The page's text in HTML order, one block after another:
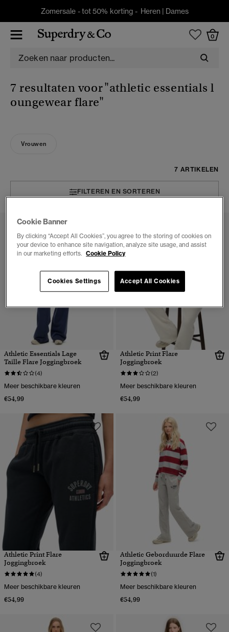
Zomersale - tot 50% korting - Heren | Dames
0
7 resultaten voor"athletic essentials l
oungewear flare"
Vrouwen
7 ARTIKELEN
FILTEREN EN SORTEREN
Athletic Essentials Lage
Taille Flare Joggingbroek
(4)
Meer beschikbare kleuren
€54,99
Athletic Print Flare
Joggingbroek
(2)
Meer beschikbare kleuren
€54,99
Athletic Print Flare
Joggingbroek
(4)
Meer beschikbare kleuren
€54,99
Athletic Geborduurde Flare
Joggingbroek
(1)
Meer beschikbare kleuren
€54,99
Cookie Banner
By clicking “Accept All Cookies”, you agree to the storing of cookies on
your device to enhance site navigation, analyze site usage, and assist
in our marketing efforts. Cookie Policy
Cookies Settings Accept All Cookies